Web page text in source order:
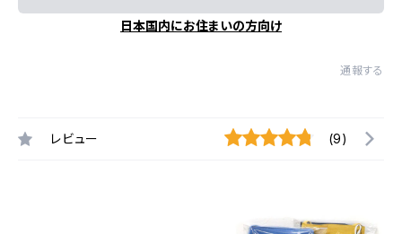
日本国内にお住まいの方向け
通報する
レビュー (9)